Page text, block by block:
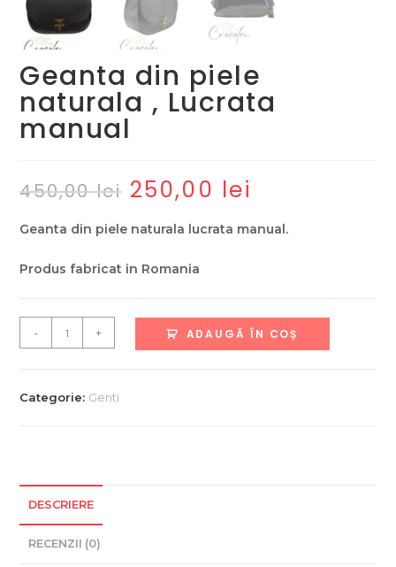
Geanta din piele
naturala , Lucrata
manual
450,00lei Prețul
inițial
fost:
450,00 lei.
250,00 lei
250,00 lei.
Geanta din piele naturala lucrata manual.
Produs fabricat in Romania
Cantitate
Geanta
piele
manual
- + ADAUGĂ ÎN COȘ
Categorie: Genti
DESCRIERE
RECENZII (0)